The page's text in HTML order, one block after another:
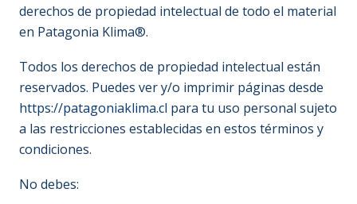
derechos de propiedad intelectual de todo el material
en Patagonia Klima®.
Todos los derechos de propiedad intelectual están
reservados. Puedes ver y/o imprimir páginas desde
https://patagoniaklima.cl para tu uso personal sujeto
a las restricciones establecidas en estos términos y
condiciones.
No debes: